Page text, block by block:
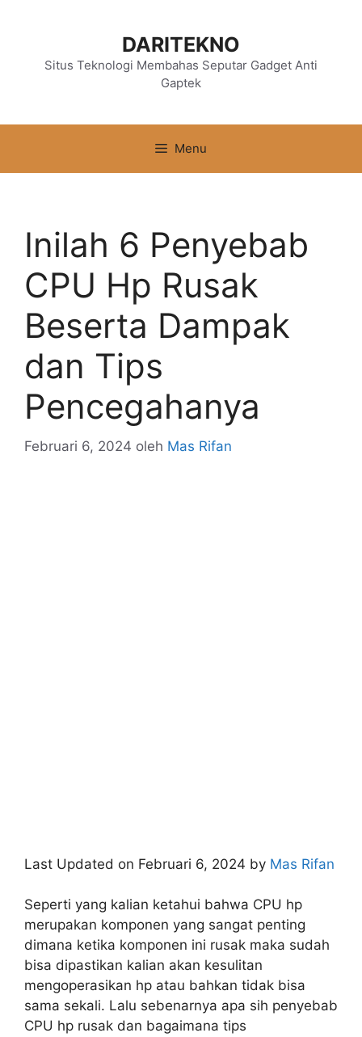
DARITEKNO
Situs Teknologi Membahas Seputar Gadget Anti
Gaptek
Menu
Inilah 6 Penyebab
CPU Hp Rusak
Beserta Dampak
dan Tips
Pencegahanya
Februari 6, 2024 oleh Mas Rifan
Last Updated on Februari 6, 2024 by Mas Rifan
Seperti yang kalian ketahui bahwa CPU hp
merupakan komponen yang sangat penting
dimana ketika komponen ini rusak maka sudah
bisa dipastikan kalian akan kesulitan
mengoperasikan hp atau bahkan tidak bisa
sama sekali. Lalu sebenarnya apa sih penyebab
CPU hp rusak dan bagaimana tips